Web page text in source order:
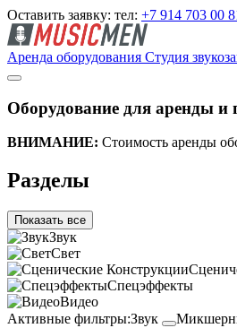
Оставить заявку: тел: +7 914 703 00
Аренда оборудования Студия
Оборудование для аренды и
ВНИМАНИЕ: Стоимость аренды
Разделы
Показать все
Звук
Свет
Спецэффекты
Видео
Активные фильтры:Звук